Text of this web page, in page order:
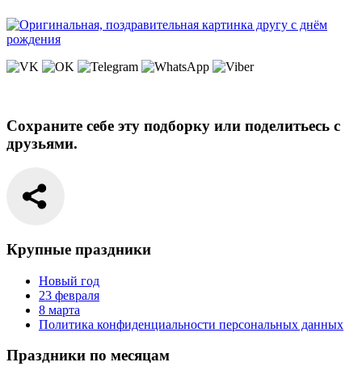
Сохраните себе эту подборку или поделитьесь с
друзьями.
Крупные праздники
Новый год
23 февраля
8 марта
Политика конфиденциальности персональных данных
Праздники по месяцам